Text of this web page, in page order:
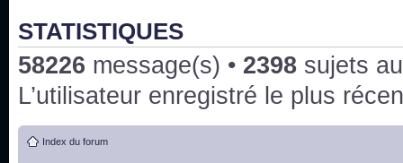
3x24 Human Error mais je suis pas sur
Bonjour j'aimerais que l'on m'aide à trouver un
qu'une personne fait un arrêt cardiaque mais
:he:
STATISTIQUES
58226 message(s) • 2398 sujets
L’utilisateur enregistré le plus
Index du forum